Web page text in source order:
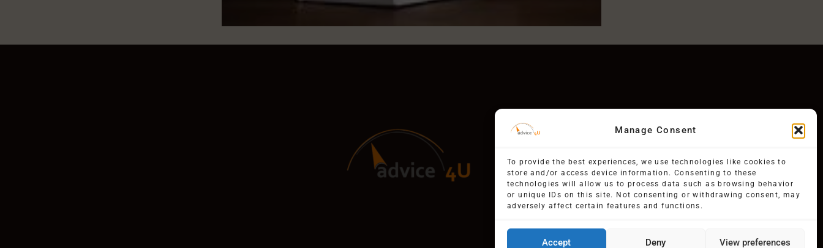
Manage Consent
To provide the best experiences, we use technologies like cookies to
store and/or access device information. Consenting to these
technologies will allow us to process data such as browsing behavior
or unique IDs on this site. Not consenting or withdrawing consent, may
adversely affect certain features and functions.
Accept Deny View preferences